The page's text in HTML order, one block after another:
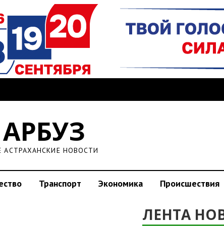
АРБУЗ
АСТРАХАНСКИЕ НОВОСТИ
Транспорт Экономика Происшествия
ЛЕНТА